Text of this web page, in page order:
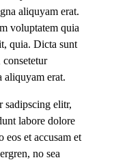
aliquyam erat.
voluptatem quia
quia. Dicta sunt
aliquyam erat.
sadipscing elitr,
labore dolore
eos et accusam et
no sea